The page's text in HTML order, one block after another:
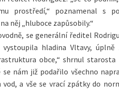
prostředí,“ poznamenal s
něj „hluboce zapůsobily.“
se generální ředitel
hladina Vltavy, úplně
obce,“ shrnul starosta
se nám již podařilo všechno
a vše se vrací zpátky do